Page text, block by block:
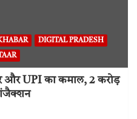
DIGITAL PRADESH
UPI का कमाल, 2 करोड़